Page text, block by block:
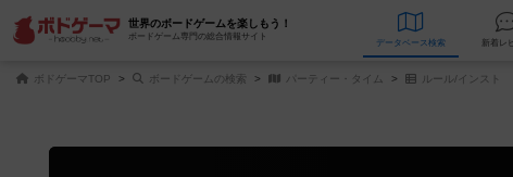
世界のボードゲームを楽しもう！
ボードゲーム専門の総合情報サイト
データベース 検索
ボドゲーマTOP ボードゲームの検索 パーティー・タイム ルール/インスト